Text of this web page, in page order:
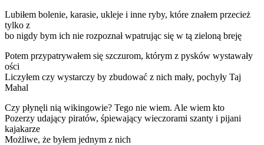
Lubiłem bolenie, karasie, ukleje i inne ryby, które znałem przecież
tylko z
bo nigdy bym ich nie rozpoznał wpatrując się w tą zieloną breję
Potem przypatrywałem się szczurom, którym z pysków wystawały
ości
Liczyłem czy wystarczy by zbudować z nich mały, pochyły Taj
Mahal
Czy płynęli nią wikingowie? Tego nie wiem. Ale wiem kto
Pozerzy udający piratów, śpiewający wieczorami szanty i pijani
kajakarze
Możliwe, że byłem jednym z nich